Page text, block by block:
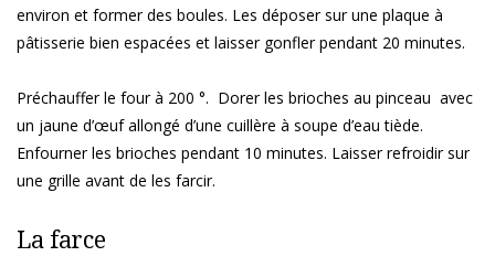
environ et former des boules. Les déposer sur une plaque à
pâtisserie bien espacées et laisser gonfler pendant 20 minutes.
Préchauffer le four à 200 °. Dorer les brioches au pinceau avec
un jaune d’œuf allongé d’une cuillère à soupe d’eau tiède.
Enfourner les brioches pendant 10 minutes. Laisser refroidir sur
une grille avant de les farcir.
La farce